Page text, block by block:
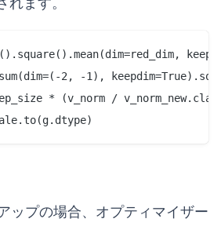
2, -1),
* (v_norm /
ップの場合、オプティマイザー